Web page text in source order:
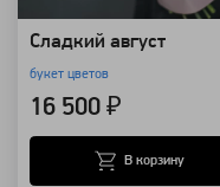
Сладкий август
букет цветов
16 500 ₽
В корзину